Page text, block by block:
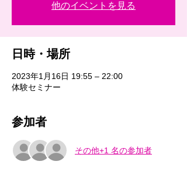
他のイベントを見る
日時・場所
2023年1月16日 19:55 – 22:00
体験セミナー
参加者
その他+1 名の参加者